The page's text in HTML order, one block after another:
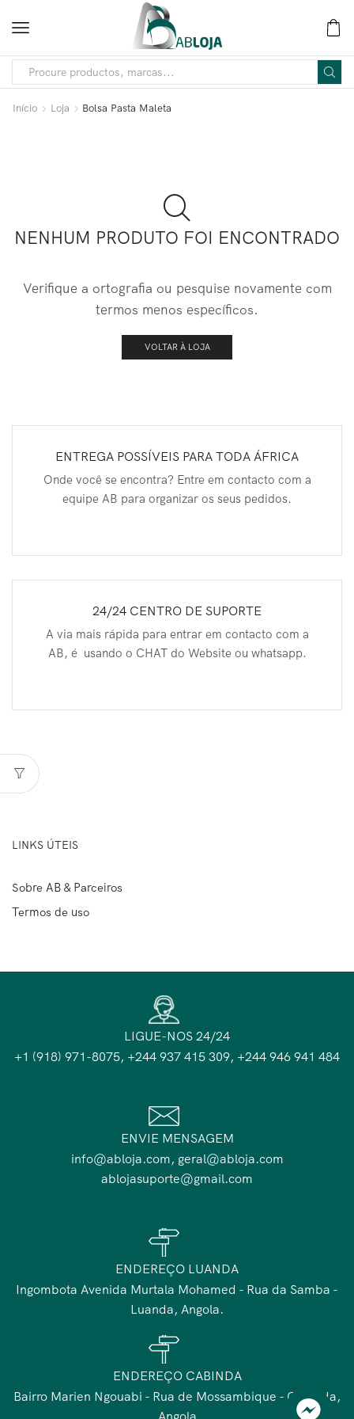
Início Loja Bolsa Pasta Maleta
NENHUM PRODUTO FOI ENCONTRADO
Verifique a ortografia ou pesquise novamente com
termos menos específicos.
VOLTAR À LOJA
ENTREGA POSSÍVEIS PARA TODA ÁFRICA
Onde você se encontra? Entre em contacto com a
equipe AB para organizar os seus pedidos.
24/24 CENTRO DE SUPORTE
A via mais rápida para entrar em contacto com a
AB, é usando o CHAT do Website ou whatsapp.
LINKS ÚTEIS
Sobre AB & Parceiros
Termos de uso
LIGUE-NOS 24/24
+1 (918) 971-8075, +244 937 415 309, +244 946 941 484
ENVIE MENSAGEM
info@abloja.com, geral@abloja.com
ablojasuporte@gmail.com
ENDEREÇO LUANDA
Ingombota Avenida Murtala Mohamed - Rua da Samba -
Luanda, Angola.
ENDEREÇO CABINDA
Bairro Marien Ngouabi - Rua de Mossambique - Cabinda,